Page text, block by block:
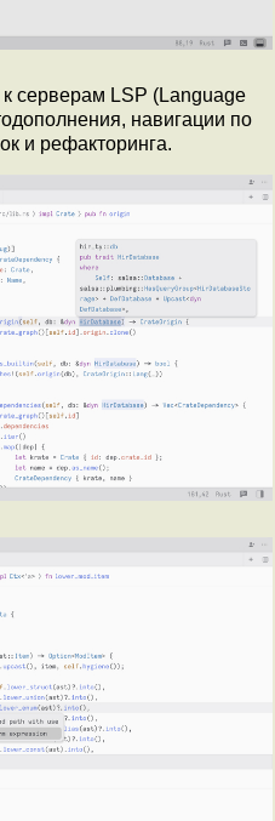
серверам LSP (Language
навигации по
и рефакторинга.